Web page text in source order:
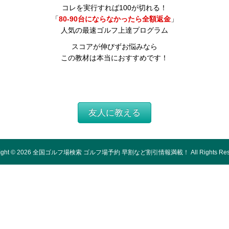
コレを実行すれば100が切れる！
「80-90台にならなかったら全額返金」
人気の最速ゴルフ上達プログラム
スコアが伸びずお悩みなら
この教材は本当におすすめです！
友人に教える
© 2026 全国ゴルフ場検索 ゴルフ場予約 早割など割引情報満載！ All Rights